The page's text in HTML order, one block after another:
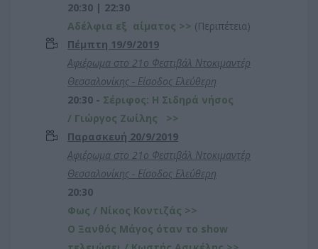
20:30 | 22:30
Αδέλφια εξ αίματος >> (Περιπέτεια)
Πέμπτη 19/9/2019
Αφιέρωμα στο 21ο Φεστιβάλ Ντοκιμαντέρ
Θεσσαλονίκης - Είσοδος Ελεύθερη
20:30 - Σέριφος: Η Σιδηρά νήσος
/ Γιώργος Ζωίλης
>>
Παρασκευή 20/9/2019
Αφιέρωμα στο 21ο Φεστιβάλ Ντοκιμαντέρ
Θεσσαλονίκης - Είσοδος Ελεύθερη
20:30
Φως / Νίκος Κοντιζάς >>
Ο Ξανθός Μάγος όταν το show